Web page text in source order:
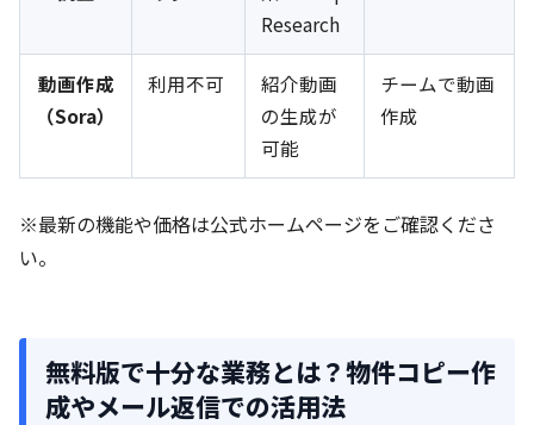
Research
動画作成
（Sora）
利用不可
紹介動画
の生成が
可能
チームで動画
作成
※最新の機能や価格は公式ホームページをご確認くださ
い。
無料版で十分な業務とは？物件コピー作
成やメール返信での活用法